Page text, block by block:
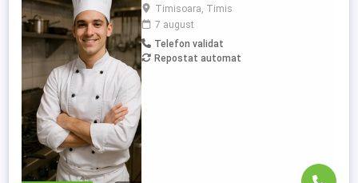
echipei noastre. Persoana potrivită va fi
responsabilă de pregătirea preparatelor
conform meniului, respectarea
standardelor de calitate și igienă, precum
și contribuirea la menținerea unei
Timisoara, Timis
7 august
Telefon validat
Repostat automat